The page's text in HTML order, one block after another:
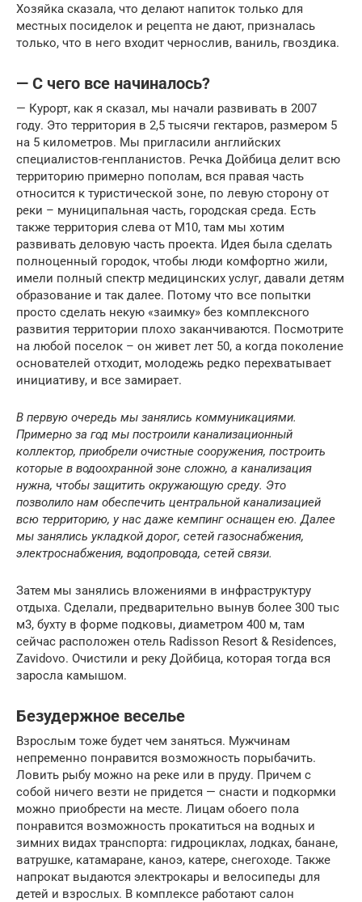
Хозяйка сказала, что делают напиток только для
местных посиделок и рецепта не дают, призналась
только, что в него входит чернослив, ваниль, гвоздика.
— С чего все начиналось?
— Курорт, как я сказал, мы начали развивать в 2007
году. Это территория в 2,5 тысячи гектаров, размером 5
на 5 километров. Мы пригласили английских
специалистов-генпланистов. Речка Дойбица делит всю
территорию примерно пополам, вся правая часть
относится к туристической зоне, по левую сторону от
реки – муниципальная часть, городская среда. Есть
также территория слева от М10, там мы хотим
развивать деловую часть проекта. Идея была сделать
полноценный городок, чтобы люди комфортно жили,
имели полный спектр медицинских услуг, давали детям
образование и так далее. Потому что все попытки
просто сделать некую «заимку» без комплексного
развития территории плохо заканчиваются. Посмотрите
на любой поселок – он живет лет 50, а когда поколение
основателей отходит, молодежь редко перехватывает
инициативу, и все замирает.
В первую очередь мы занялись коммуникациями.
Примерно за год мы построили канализационный
коллектор, приобрели очистные сооружения, построить
которые в водоохранной зоне сложно, а канализация
нужна, чтобы защитить окружающую среду. Это
позволило нам обеспечить центральной канализацией
всю территорию, у нас даже кемпинг оснащен ею. Далее
мы занялись укладкой дорог, сетей газоснабжения,
электроснабжения, водопровода, сетей связи.
Затем мы занялись вложениями в инфраструктуру
отдыха. Сделали, предварительно вынув более 300 тыс
м3, бухту в форме подковы, диаметром 400 м, там
сейчас расположен отель Radisson Resort & Residences,
Zavidovo. Очистили и реку Дойбица, которая тогда вся
заросла камышом.
Безудержное веселье
Взрослым тоже будет чем заняться. Мужчинам
непременно понравится возможность порыбачить.
Ловить рыбу можно на реке или в пруду. Причем с
собой ничего везти не придется — снасти и подкормки
можно приобрести на месте. Лицам обоего пола
понравится возможность прокатиться на водных и
зимних видах транспорта: гидроциклах, лодках, банане,
ватрушке, катамаране, каноэ, катере, снегоходе. Также
напрокат выдаются электрокары и велосипеды для
детей и взрослых. В комплексе работают салон